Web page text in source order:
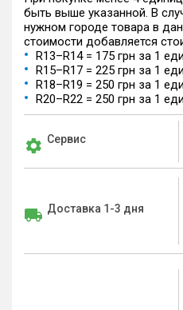
быть выше указанной. В
нужном городе товара в
стоимости добавляется
R13–R14 = 175 грн за 1
R15–R17 = 225 грн за 1
R18–R19 = 250 грн за 1
R20–R22 = 250 грн за 1
Сервис
Доставка 1-3 дня